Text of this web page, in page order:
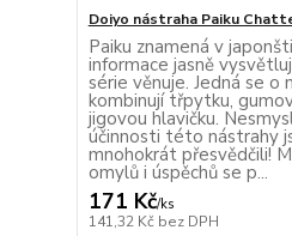
Doiyo nástraha Paiku
Paiku znamená v
informace jasně
série věnuje. Jedná se o
kombinují třpytku,
jigovou hlavičku.
účinnosti této nástrahy
mnohokrát přesvědčili!
omylů i úspěchů se p...
171 Kč/ks
141,32 Kč bez DPH